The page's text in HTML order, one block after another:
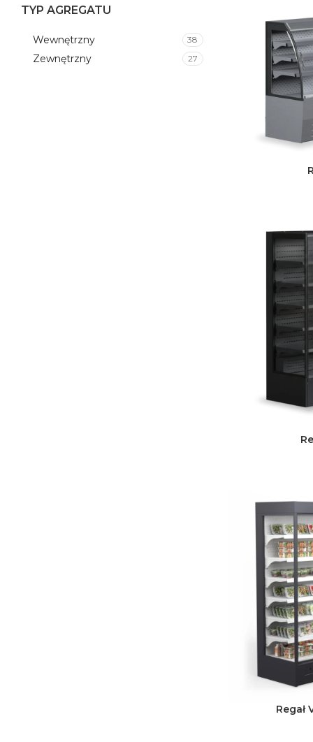
TYP AGREGATU
Wewnętrzny 38
Zewnętrzny 27
Regał